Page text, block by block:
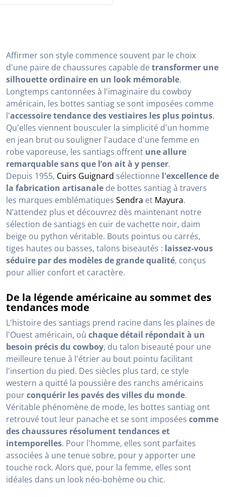
Affirmer son style commence souvent par le choix
d'une paire de chaussures capable detransformer une
silhouette ordinaire en un look mémorable.
Longtemps cantonnées à l'imaginaire du cowboy
américain, les bottes santiag se sont imposées comme
l'accessoire tendance des vestiaires les plus pointus.
Qu'elles viennent bousculer la simplicité d'un homme
en jean brut ou souligner l'audace d'une femme en
robe vaporeuse, les santiags offrent une allure
remarquable sans que l’on ait à y penser.
Depuis 1955, Cuirs Guignard sélectionne l'excellence de
la fabrication artisanale de bottes santiag à travers
les marques emblématiques Sendra et Mayura.
N’attendez plus et découvrez dès maintenant notre
sélection de santiags en cuir de vachette noir, daim
beige ou python véritable. Bouts pointus ou carrés,
tiges hautes ou basses, talons biseautés : laissez-vous
séduire par des modèles de grande qualité, conçus
pour allier confort et caractère.
De la légende américaine au sommet des
tendances mode
L'histoire des santiags prend racine dans les plaines de
l'Ouest américain, où chaque détail répondait à un
besoin précis du cowboy, du talon biseauté pour une
meilleure tenue à l'étrier au bout pointu facilitant
l'insertion du pied. Des siècles plus tard, ce style
western a quitté la poussière des ranchs américains
pourconquérir les pavés des villes du monde.
Véritable phénomène de mode, les bottes santiag ont
retrouvé tout leur panache et se sont imposées comme
des chaussures résolument tendances et
intemporelles. Pour l'homme, elles sont parfaites
associées à une tenue sobre, pour y apporter une
touche rock. Alors que, pour la femme, elles sont
idéales dans un look néo-bohème ou chic.